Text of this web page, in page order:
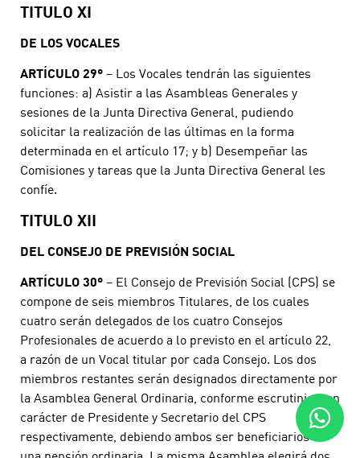
TITULO XI
DE LOS VOCALES
ARTÍCULO 29º – Los Vocales tendrán las siguientes
funciones: a) Asistir a las Asambleas Generales y
sesiones de la Junta Directiva General, pudiendo
solicitar la realización de las últimas en la forma
determinada en el artículo 17; y b) Desempeñar las
Comisiones y tareas que la Junta Directiva General les
confíe.
TITULO XII
DEL CONSEJO DE PREVISIÓN SOCIAL
ARTÍCULO 30º – El Consejo de Previsión Social (CPS) se
compone de seis miembros Titulares, de los cuales
cuatro serán delegados de los cuatro Consejos
Profesionales de acuerdo a lo previsto en el artículo 22,
a razón de un Vocal titular por cada Consejo. Los dos
miembros restantes serán designados directamente por
la Asamblea General Ordinaria, conforme escrutinio, con
carácter de Presidente y Secretario del CPS
respectivamente, debiendo ambos ser beneficiarios de